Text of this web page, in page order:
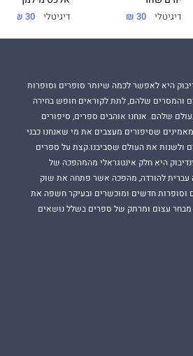
דיגיטלי 30 ₪
דיגיטלי 30 ₪
היא לאפשר לכמה שיותר סופרים וסופרות
והמסרים שלהם, לתת לקוראים חופש בחירה
שלהם. אנחנו אוהבים ספרים, סיפורים
מאמינים שסיפורים מעצבים את מי שאנחנו כבני
ולשנות את העולם שסביבנו.קצת על ספרים
היא חלק אינטגראלי מהמהפכה של
עברית להורדה, מהפכה אשר פתחה את שוק
וסופרות חדשים ומוכשרים ובעיקר חשפה את
מבחר עצום ומרתק של ספרים בשלל נושאים